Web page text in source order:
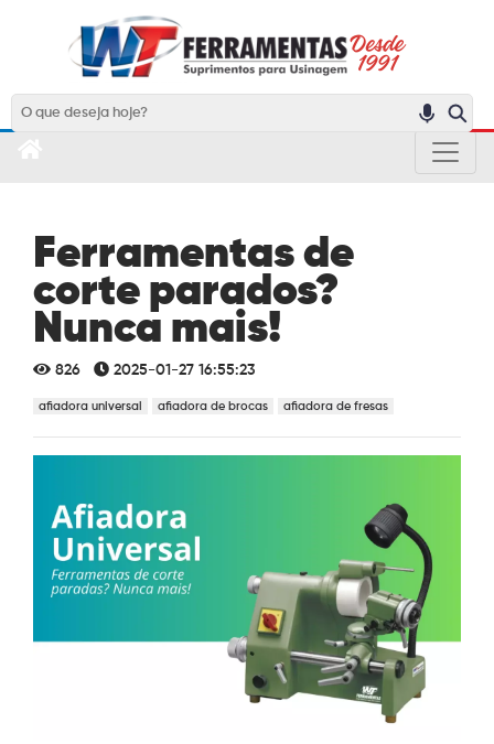
Ferramentas de
corte parados?
Nunca mais!
826 2025-01-27 16:55:23
afiadora universal afiadora de brocas afiadora de fresas